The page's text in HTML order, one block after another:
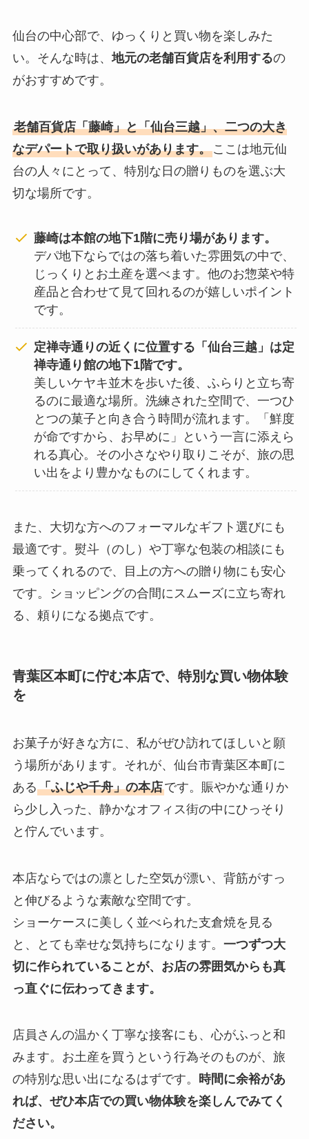
仙台の中心部で、ゆっくりと買い物を楽しみた
い。そんな時は、地元の老舗百貨店を利用するの
がおすすめです。
老舗百貨店「藤崎」と「仙台三越」、二つの大き
なデパートで取り扱いがあります。ここは地元仙
台の人々にとって、特別な日の贈りものを選ぶ大
切な場所です。
藤崎は本館の地下1階に売り場があります。
デパ地下ならではの落ち着いた雰囲気の中で、
じっくりとお土産を選べます。他のお惣菜や特
産品と合わせて見て回れるのが嬉しいポイント
です。
定禅寺通りの近くに位置する「仙台三越」は定
禅寺通り館の地下1階です。
美しいケヤキ並木を歩いた後、ふらりと立ち寄
るのに最適な場所。洗練された空間で、一つひ
とつの菓子と向き合う時間が流れます。「鮮度
が命ですから、お早めに」という一言に添えら
れる真心。その小さなやり取りこそが、旅の思
い出をより豊かなものにしてくれます。
また、大切な方へのフォーマルなギフト選びにも
最適です。熨斗（のし）や丁寧な包装の相談にも
乗ってくれるので、目上の方への贈り物にも安心
です。ショッピングの合間にスムーズに立ち寄れ
る、頼りになる拠点です。
青葉区本町に佇む本店で、特別な買い物体験
を
お菓子が好きな方に、私がぜひ訪れてほしいと願
う場所があります。それが、仙台市青葉区本町に
ある「ふじや千舟」の本店です。賑やかな通りか
ら少し入った、静かなオフィス街の中にひっそり
と佇んでいます。
本店ならではの凛とした空気が漂い、背筋がすっ
と伸びるような素敵な空間です。
ショーケースに美しく並べられた支倉焼を見る
と、とても幸せな気持ちになります。 一つずつ大
切に作られていることが、お店の雰囲気からも真
っ直ぐに伝わってきます。
店員さんの温かく丁寧な接客にも、心がふっと和
みます。お土産を買うという行為そのものが、旅
の特別な思い出になるはずです。 時間に余裕があ
れば、ぜひ本店での買い物体験を楽しんでみてく
ださい。